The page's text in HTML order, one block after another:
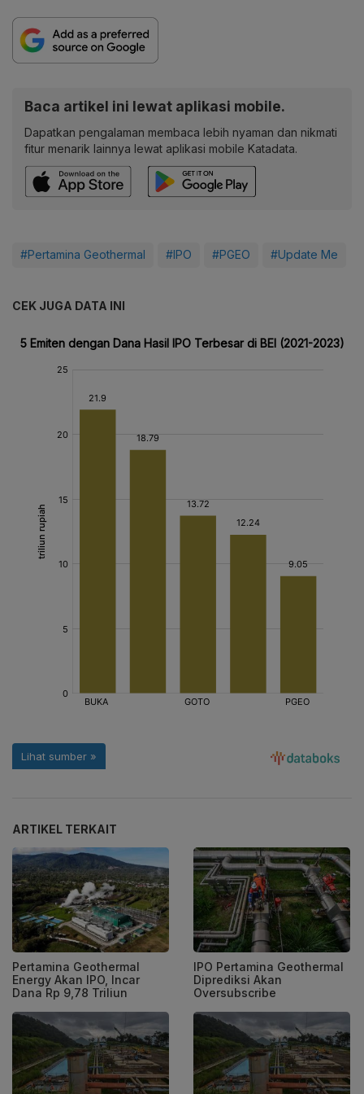
Baca artikel ini lewat aplikasi mobile.
Dapatkan pengalaman membaca lebih nyaman dan nikmati
fitur menarik lainnya lewat aplikasi mobile Katadata.
#Pertamina Geothermal #IPO #PGEO #Update Me
CEK JUGA DATA INI
ARTIKEL TERKAIT
Pertamina Geothermal
Energy Akan IPO, Incar
Dana Rp 9,78 Triliun
IPO Pertamina Geothermal
Diprediksi Akan
Oversubscribe